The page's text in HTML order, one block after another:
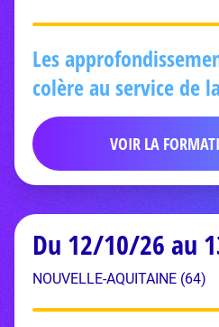
Les
colère au service de
VOIR LA
Du 12/10/26 au
NOUVELLE-AQUITAINE (64)